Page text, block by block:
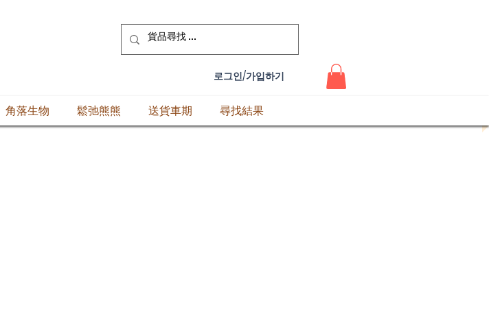
로그인/가입하기
角落生物 鬆弛熊熊 送貨車期 尋找結果